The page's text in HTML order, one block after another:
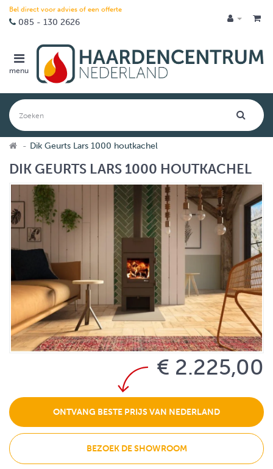
Bel direct voor advies of een offerte
085 - 130 2626
menu
Dik Geurts Lars 1000 houtkachel
DIK GEURTS LARS 1000 HOUTKACHEL
€ 2.225,00
ONTVANG BESTE PRIJS VAN NEDERLAND
BEZOEK DE SHOWROOM